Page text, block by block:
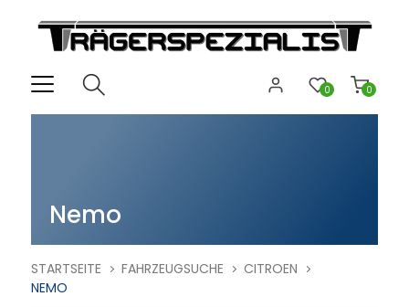
0
0
Nemo
STARTSEITE FAHRZEUGSUCHE
CITROEN
NEMO